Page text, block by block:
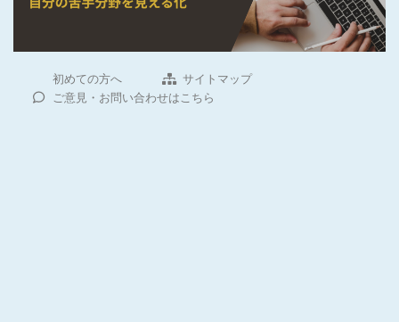
初めての方へ
サイトマップ
ご意見・お問い合わせはこちら